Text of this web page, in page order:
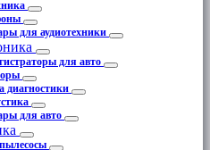
для аудиотехники
для авто
диагностики
для авто